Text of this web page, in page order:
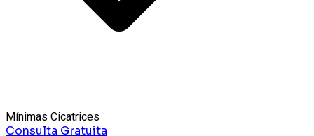
Mínimas Cicatrices
Consulta Gratuita